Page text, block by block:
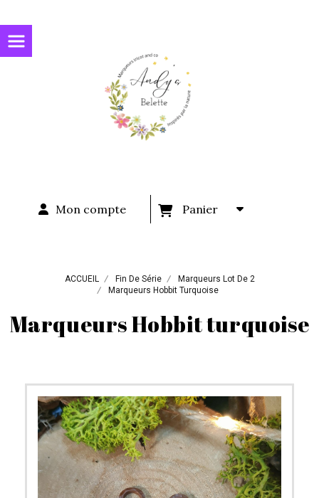
Mon compte Panier
ACCUEIL Fin De Série
Marqueurs Lot De 2
Marqueurs Hobbit Turquoise
Marqueurs Hobbit turquoise